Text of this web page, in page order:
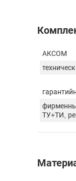
АКСОМ
ТУ+ТИ,